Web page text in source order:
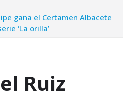
gana el Certamen Albacete
‘La orilla’
Ruiz